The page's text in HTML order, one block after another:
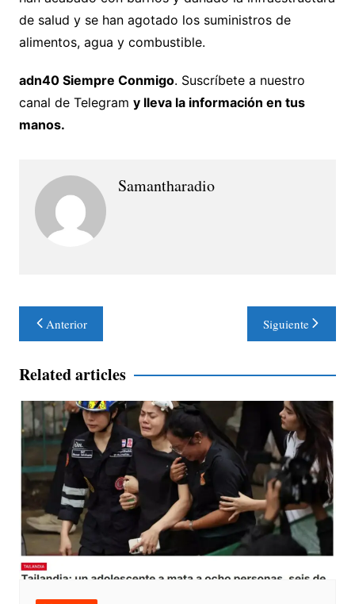
de salud y se han agotado los suministros de
alimentos, agua y combustible.
adn40 Siempre Conmigo. Suscríbete a nuestro
canal de Telegram y lleva la información en tus
manos.
Samantharadio
Navegación
de
entradas
Anterior Siguiente
Related articles